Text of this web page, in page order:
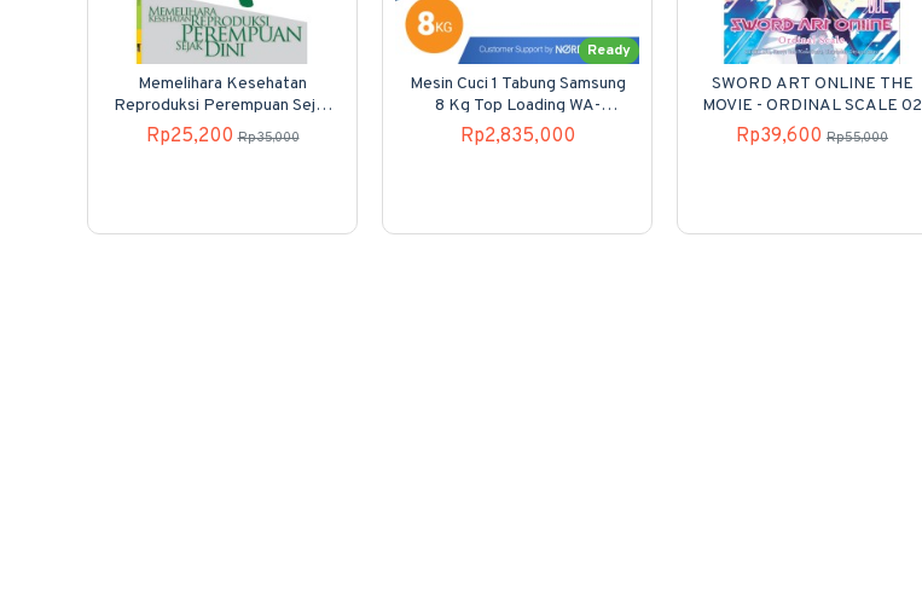
Memelihara Kesehatan
Reproduksi Perempuan Sejak
Dini
Rp25,200 Rp35,000
Ready
Mesin Cuci 1 Tabung Samsung
8 Kg Top Loading WA-
80H4000
Rp2,835,000
SWORD ART ONLINE THE
MOVIE - ORDINAL SCALE 02
Rp39,600 Rp55,000